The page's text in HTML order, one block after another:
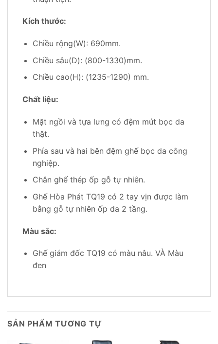
Kích thước:
Chiều rộng(W): 690mm.
Chiều sâu(D): (800-1330)mm.
Chiều cao(H): (1235-1290) mm.
Chất liệu:
Mặt ngồi và tựa lưng có đệm mút bọc da
thật.
Phía sau và hai bên đệm ghế bọc da công
nghiệp.
Chân ghế thép ốp gỗ tự nhiên.
Ghế Hòa Phát TQ19 có 2 tay vịn được làm
bằng gỗ tự nhiên ốp da 2 tầng.
Màu sắc:
Ghế giám đốc TQ19 có màu nâu. VÀ Màu
đen
SẢN PHẨM TƯƠNG TỰ